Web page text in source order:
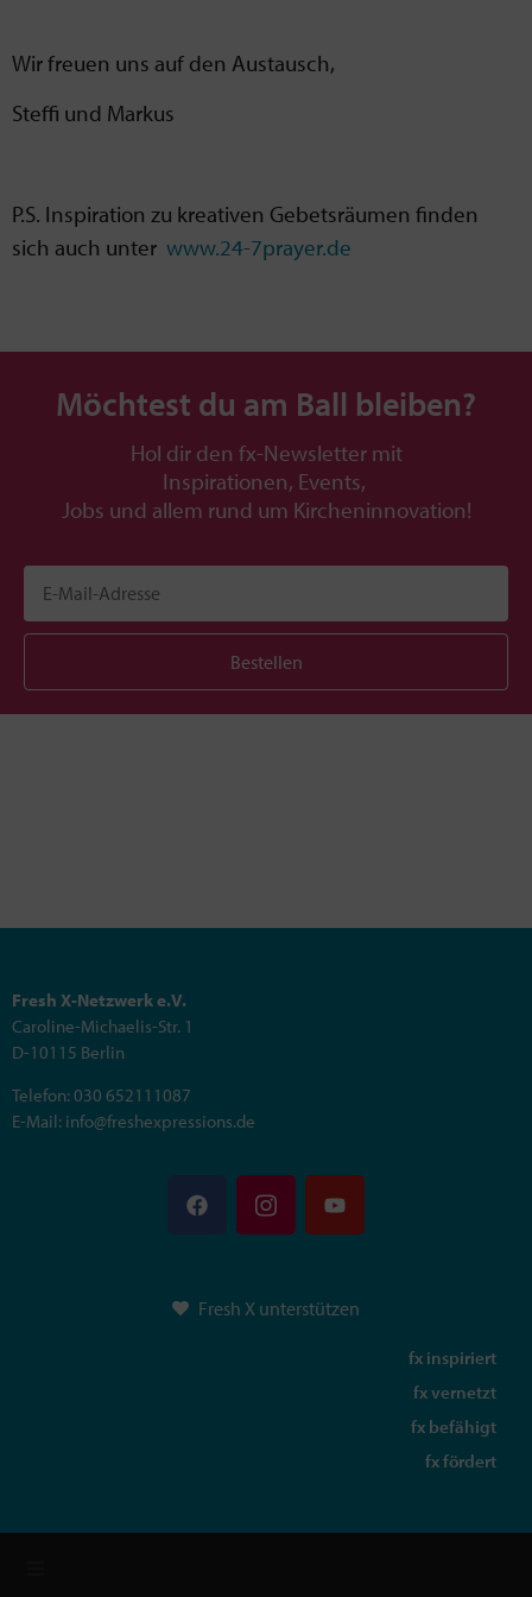
Wir freuen uns auf den Austausch,
Steffi und Markus
P.S. Inspiration zu kreativen Gebetsräumen finden
sich auch unter www.24-7prayer.de
Möchtest du am Ball bleiben?
Hol dir den fx-Newsletter mit
Inspirationen, Events,
Jobs und allem rund um Kircheninnovation!
Bestellen
Fresh X-Netzwerk e.V.
Caroline-Michaelis-Str. 1
D-10115 Berlin
Telefon: 030 652111087
E-Mail: info@freshexpressions.de
Fresh X unterstützen
fx inspiriert
fx vernetzt
fx befähigt
fx fördert